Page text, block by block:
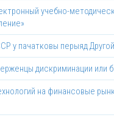
учебно-
у пачатковы перыяд
дискриминации или
на финансовые